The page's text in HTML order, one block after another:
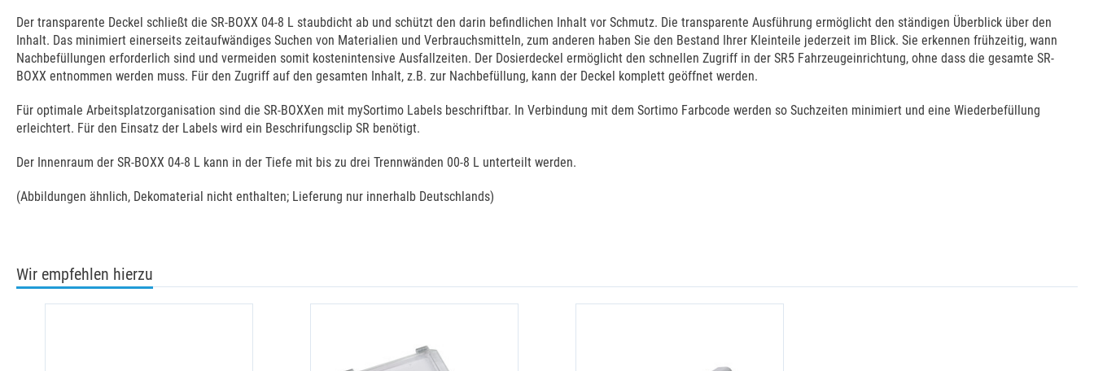
Der transparente Deckel schließt die SR-BOXX 04-8 L staubdicht ab und schützt den darin befindlichen Inhalt vor Schmutz. Die transparente Ausführung ermöglicht den ständigen Überblick über den
Inhalt. Das minimiert einerseits zeitaufwändiges Suchen von Materialien und Verbrauchsmitteln, zum anderen haben Sie den Bestand Ihrer Kleinteile jederzeit im Blick. Sie erkennen frühzeitig, wann
Nachbefüllungen erforderlich sind und vermeiden somit kostenintensive Ausfallzeiten. Der Dosierdeckel ermöglicht den schnellen Zugriff in der SR5 Fahrzeugeinrichtung, ohne dass die gesamte SR-
BOXX entnommen werden muss. Für den Zugriff auf den gesamten Inhalt, z.B. zur Nachbefüllung, kann der Deckel komplett geöffnet werden.
Für optimale Arbeitsplatzorganisation sind die SR-BOXXen mit mySortimo Labels beschriftbar. In Verbindung mit dem Sortimo Farbcode werden so Suchzeiten minimiert und eine Wiederbefüllung
erleichtert. Für den Einsatz der Labels wird ein Beschrifungsclip SR benötigt.
Der Innenraum der SR-BOXX 04-8 L kann in der Tiefe mit bis zu drei Trennwänden 00-8 L unterteilt werden.
(Abbildungen ähnlich, Dekomaterial nicht enthalten; Lieferung nur innerhalb Deutschlands)
Wir empfehlen hierzu